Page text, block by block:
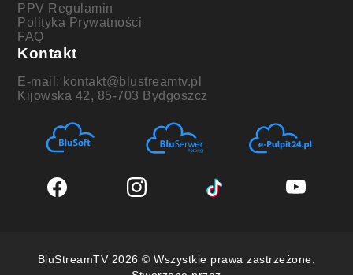
PPV Regulamin
Polityka Prywatności
FAQ
Kontakt
E-mail: kontakt@blustreamtv.pl
Kijowska 42, 85-703 Bydgoszcz
BluStreamTV 2026 © Wszystkie prawa zastrzeżone.